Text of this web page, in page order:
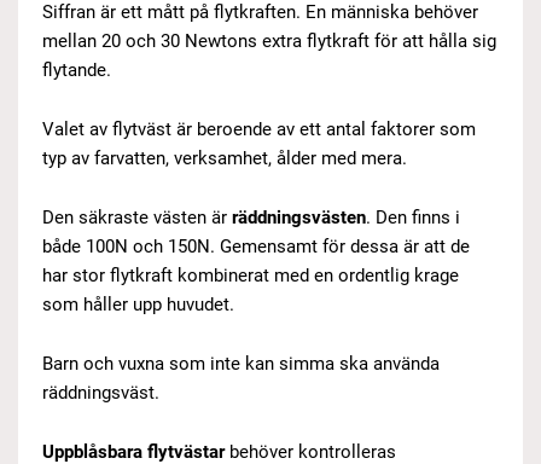
Siffran är ett mått på flytkraften. En människa behöver
mellan 20 och 30 Newtons extra flytkraft för att hålla sig
flytande.
Valet av flytväst är beroende av ett antal faktorer som
typ av farvatten, verksamhet, ålder med mera.
Den säkraste västen är räddningsvästen. Den finns i
både 100N och 150N. Gemensamt för dessa är att de
har stor flytkraft kombinerat med en ordentlig krage
som håller upp huvudet.
Barn och vuxna som inte kan simma ska använda
räddningsväst.
Uppblåsbara flytvästarbehöver kontrolleras